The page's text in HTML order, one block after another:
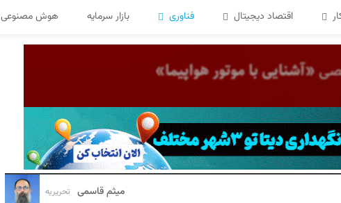
اقتصاد دیجیتال فناوری بازار سرمایه هوش مصنوعی
میثم قاسمی تحریریه